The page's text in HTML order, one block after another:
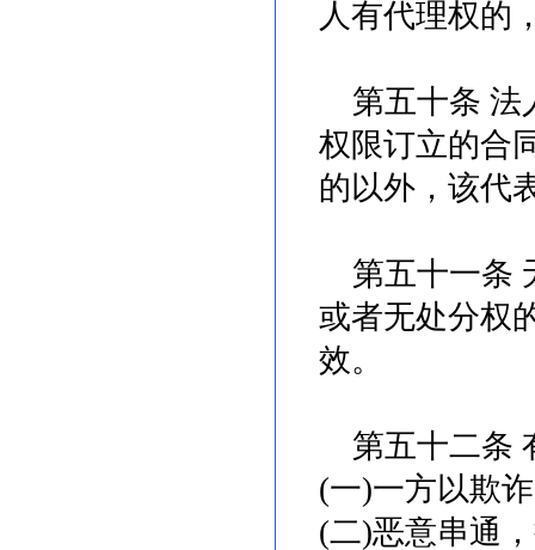
人有代理权的
第五十条 法
权限订立的合
的以外，该代
第五十一条
或者无处分权
效。
第五十二条
(一)一方以欺
(二)恶意串通